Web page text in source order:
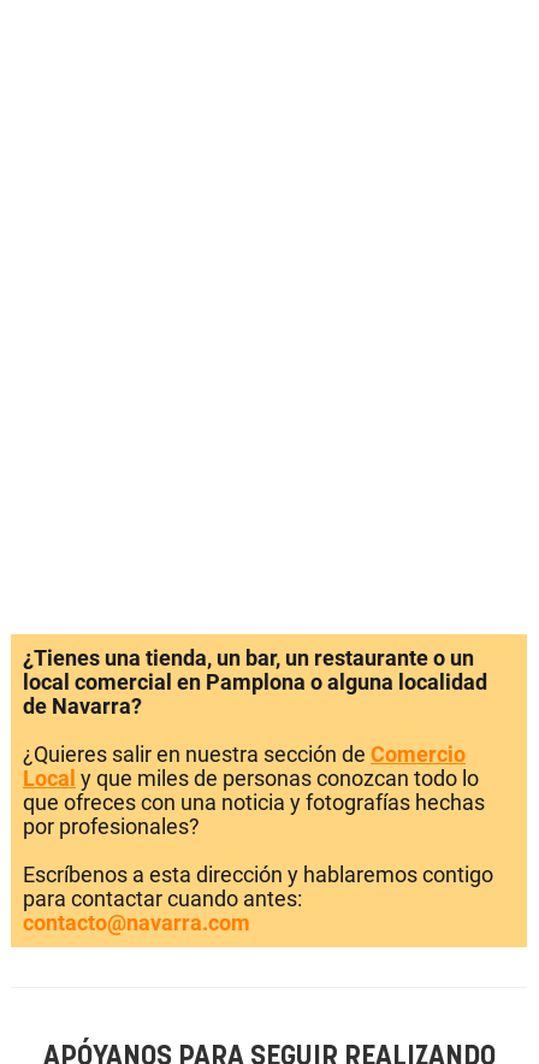
¿Tienes una tienda, un bar, un restaurante o un
local comercial en Pamplona o alguna localidad
de Navarra?
¿Quieres salir en nuestra sección de Comercio
Local y que miles de personas conozcan todo lo
que ofreces con una noticia y fotografías hechas
por profesionales?
Escríbenos a esta dirección y hablaremos contigo
para contactar cuando antes:
contacto@navarra.com
APÓYANOS PARA SEGUIR REALIZANDO